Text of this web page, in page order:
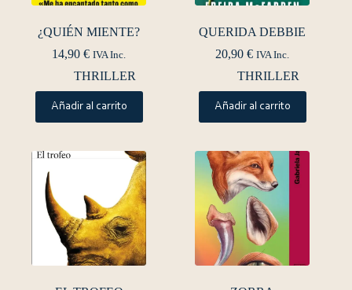
¿QUIÉN MIENTE?
14,90€ IVA Inc.
THRILLER
Añadir al carrito
QUERIDA DEBBIE
20,90€ IVA Inc.
THRILLER
Añadir al carrito